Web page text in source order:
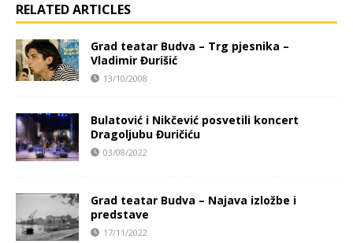
RELATED ARTICLES
Grad teatar Budva – Trg pjesnika –
Vladimir Đurišić
13/10/2008
Bulatović i Nikčević posvetili koncert
Dragoljubu Đuričiću
03/08/2022
Grad teatar Budva – Najava izložbe i
predstave
17/11/2022